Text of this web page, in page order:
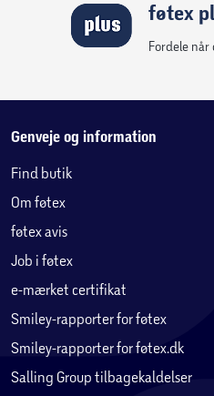
føtex
Fordele
Genveje og information
Find butik
Om føtex
føtex avis
Job i føtex
e-mærket certifikat
Smiley-rapporter for føtex
Smiley-rapporter for føtex.dk
Salling Group tilbagekaldelser